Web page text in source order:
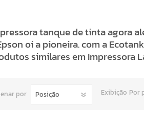
tanque de tinta agora
oi a pioneira. com a
similares emImpressora
por Exibição